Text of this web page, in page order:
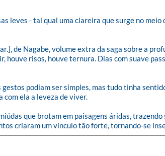
leves - tal qual uma clareira que surge no
de Nagabe, volume extra da saga sobre a
houve risos, houve ternura. Dias com suave
podiam ser simples, mas tudo tinha
com ela a leveza de viver.
que brotam em paisagens áridas,
criaram um vínculo tão forte, tornando-se